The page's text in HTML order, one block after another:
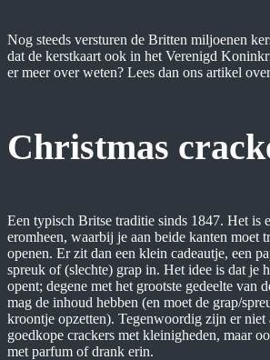
Nog steeds versturen de Britten miljoenen
dat de kerstkaart ook in het Verenigd
er meer over weten? Lees dan ons artikel
Christmas
Een typisch Britse traditie sinds 1847. Het is
eromheen, waarbij je aan beide kanten moet
openen. Er zit dan een klein cadeautje, een
spreuk of (slechte) grap in. Het idee is dat je
opent; degene met het grootste gedeelte van
mag de inhoud hebben (en moet de grap/
kroontje opzetten). Tegenwoordig zijn er niet
goedkope crackers met kleinigheden, maar
met parfum of drank erin.